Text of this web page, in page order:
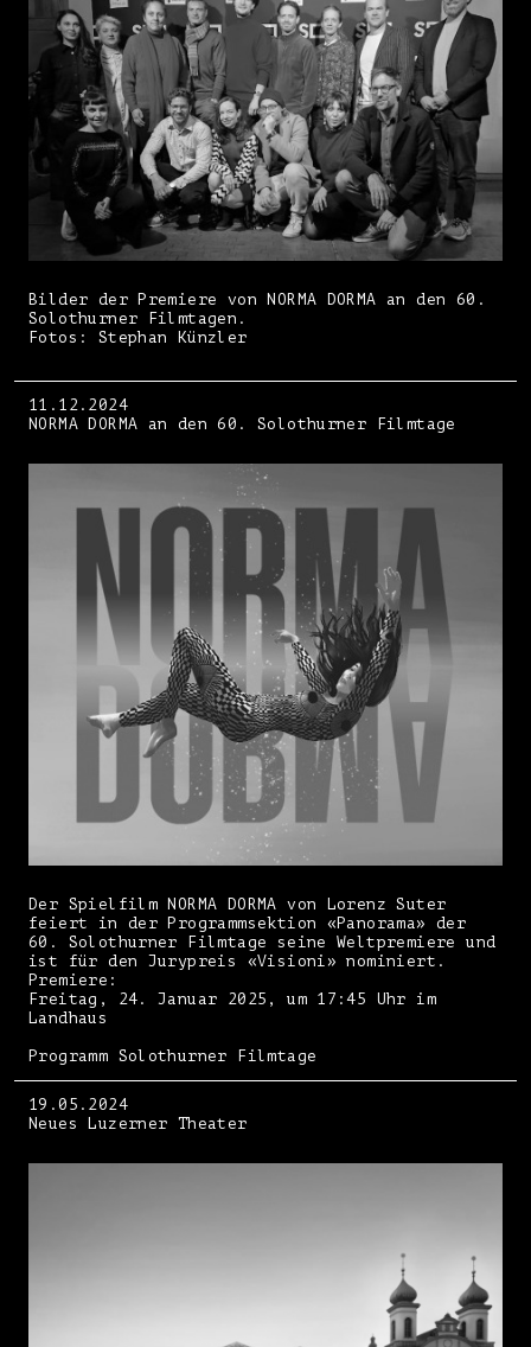
Bilder der Premiere von NORMA DORMA an den 60.
Solothurner Filmtagen.
Fotos: Stephan Künzler
11.12.2024
NORMA DORMA an den 60. Solothurner Filmtage
Der Spielfilm NORMA DORMA von Lorenz Suter
feiert in der Programmsektion «Panorama» der
60. Solothurner Filmtage seine Weltpremiere und
ist für den Jurypreis «Visioni» nominiert.
Premiere:
Freitag, 24. Januar 2025, um 17:45 Uhr im
Landhaus
Programm Solothurner Filmtage
19.05.2024
Neues Luzerner Theater